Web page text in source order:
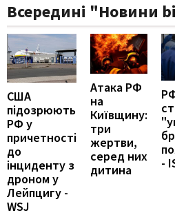
Всередині "Новини
США
підозрюють
РФ у
причетності
до
інциденту з
дроном у
Лейпцигу -
WSJ
Атака РФ
на
Київщину:
три
жертви,
серед них
дитина
-